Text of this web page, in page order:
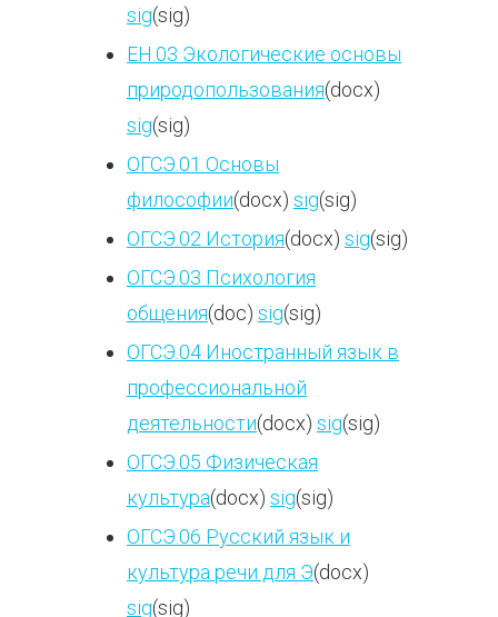
sig(sig)
ЕН.03 Экологические основы
природопользования(docx)
sig(sig)
ОГСЭ.01 Основы
философии(docx) sig(sig)
ОГСЭ.02 История(docx) sig(sig)
ОГСЭ.03 Психология
общения(doc) sig(sig)
ОГСЭ.04 Иностранный язык в
профессиональной
деятельности(docx) sig(sig)
ОГСЭ.05 Физическая
культура(docx) sig(sig)
ОГСЭ.06 Русский язык и
культура речи для Э(docx)
sig(sig)